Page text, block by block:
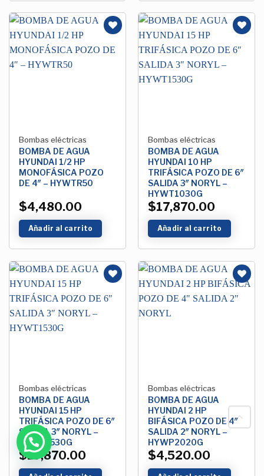
Añadir
Bombas eléctricas
BOMBA DE AGUA
HYUNDAI 1/2 HP
MONOFÁSICA POZO
DE 4″ – HYWTR50
$4,480.00
Añadir al carrito
Añadir
Lista de
Bombas eléctricas
BOMBA DE AGUA
HYUNDAI 10 HP
TRIFÁSICA POZO DE 6″
SALIDA 3″ NORYL –
HYWT1030G
$17,870.00
Añadir al carrito
Añadir
Lista de
Bombas eléctricas
BOMBA DE AGUA
HYUNDAI 15 HP
TRIFÁSICA POZO DE 6″
SALIDA 3″ NORYL –
HYWT1530G
$17,870.00
Añadir
Bombas eléctricas
BOMBA DE AGUA
HYUNDAI 2 HP
BIFÁSICA POZO DE 4″
SALIDA 2″ NORYL –
HYWP2020G
$4,520.00